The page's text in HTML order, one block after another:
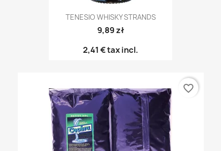
TENESIO WHISKY STRANDS
9,89 zł
2,41 €tax incl.
favorite_border